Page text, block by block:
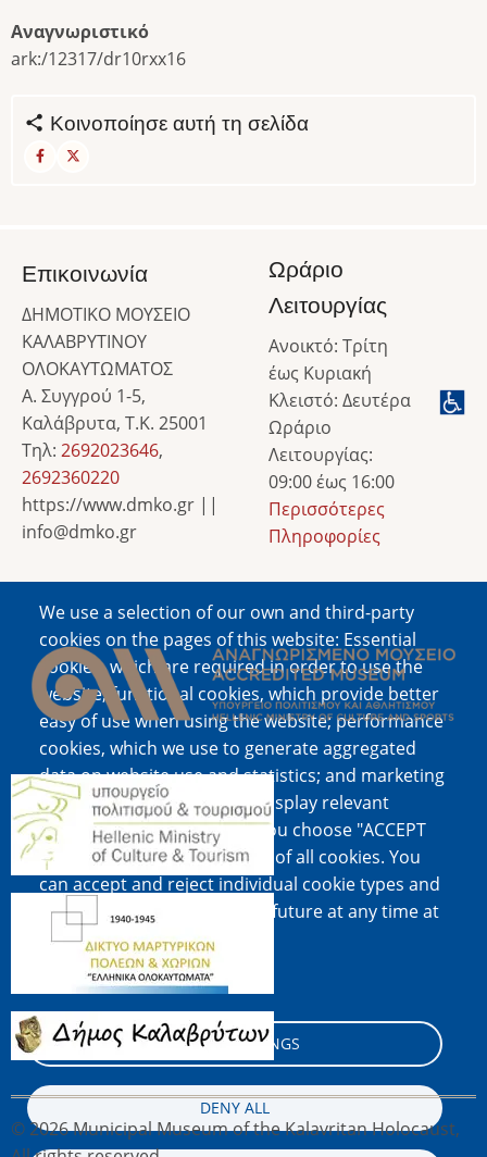
Αναγνωριστικό
ark:/12317/dr10rxx16
Κοινοποίησε αυτή τη σελίδα
We use a selection of our own and third-party
cookies on the pages of this website: Essential
cookies, which are required in order to use the
website; functional cookies, which provide better
easy of use when using the website; performance
cookies, which we use to generate aggregated
data on website use and statistics; and marketing
cookies, which are used to display relevant
content and advertising. If you choose "ACCEPT
ALL", you consent to the use of all cookies. You
can accept and reject individual cookie types and
revoke your consent for the future at any time at
"Settings".
Cookie documentation
COOKIE SETTINGS
DENY ALL
Επικοινωνία
ΔΗΜΟΤΙΚΟ ΜΟΥΣΕΙΟ
ΚΑΛΑΒΡΥΤΙΝΟΥ
ΟΛΟΚΑΥΤΩΜΑΤΟΣ
Α. Συγγρού 1-5,
Καλάβρυτα, Τ.Κ. 25001
Τηλ: 2692023646,
2692360220
https://www.dmko.gr ||
info@dmko.gr
Ωράριο
Λειτουργίας
Ανοικτό: Τρίτη
έως Κυριακή
Κλειστό: Δευτέρα
Ωράριο
Λειτουργίας:
09:00 έως 16:00
Περισσότερες
Πληροφορίες
Image
Image
Image
Image
© 2026 Municipal Museum of the Kalavritan Holocaust,